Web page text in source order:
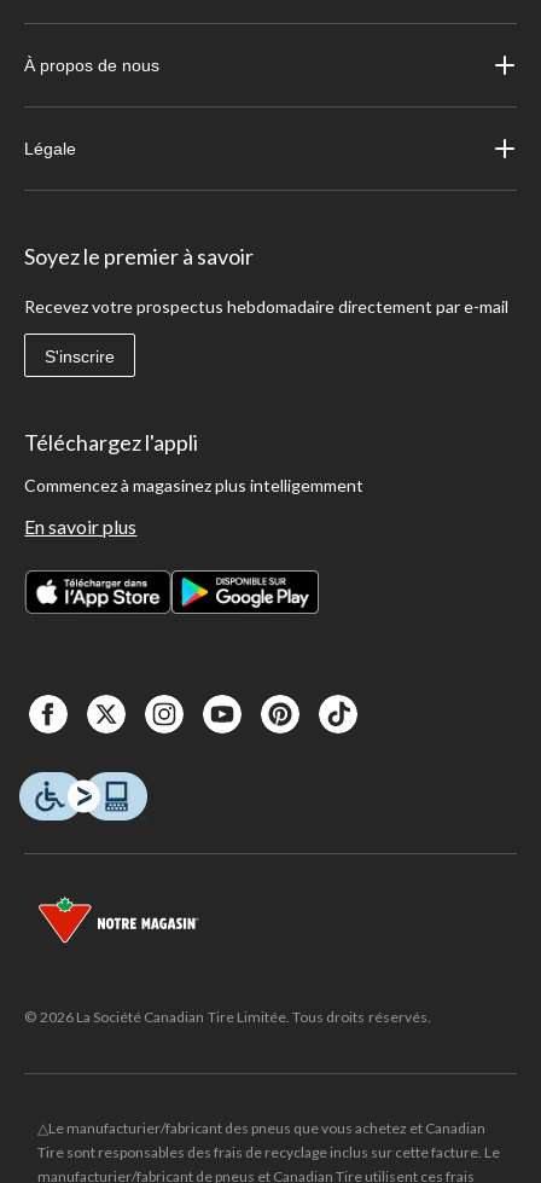
À propos de nous
Légale
Soyez le premier à savoir
Recevez votre prospectus hebdomadaire directement par e-mail
S'inscrire
Téléchargez l'appli
Commencez à magasinez plus intelligemment
En savoir plus
© 2026 La Société Canadian Tire Limitée. Tous droits réservés.
△Le manufacturier/fabricant des pneus que vous achetez et Canadian
Tire sont responsables des frais de recyclage inclus sur cette facture. Le
manufacturier/fabricant de pneus et Canadian Tire utilisent ces frais